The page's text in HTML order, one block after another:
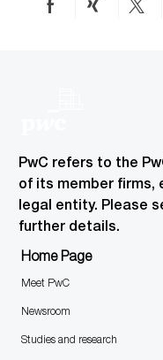
ShareShare
PwC refers to the
of its member firms,
legal entity. Please
further details.
Home Page
Meet PwC
Newsroom
Studies and research